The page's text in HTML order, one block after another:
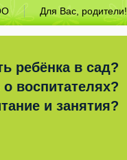
Для Вас, родители!
ребёнка в сад?
о воспитателях?
и занятия?